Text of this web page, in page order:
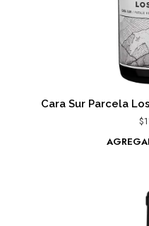
Cara Sur Parcela
$